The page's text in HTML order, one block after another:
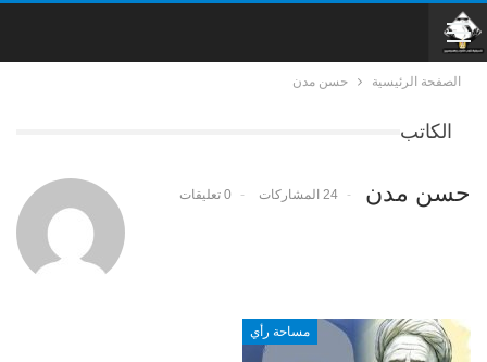
الصفحة الرئيسية حسن مدن
الكاتب
حسن مدن 24 المشاركات 0 تعليقات
مساحة رأي